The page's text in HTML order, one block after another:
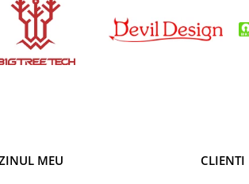
si rezonatoare
redresoare
integrate
electriceMEU CLIENTI